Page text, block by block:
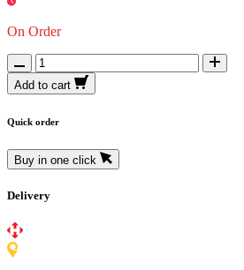
On Order
Add to cart
Quick order
Buy in one click
Delivery